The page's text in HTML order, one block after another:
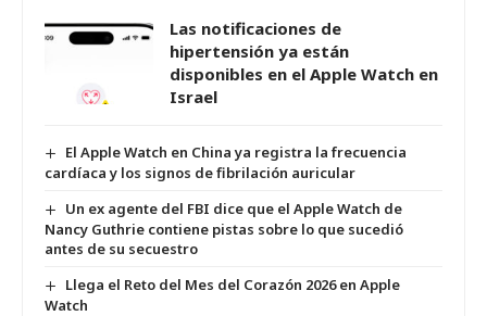
Las notificaciones de
hipertensión ya están
disponibles en el Apple Watch en
Israel
El Apple Watch en China ya registra la frecuencia
cardíaca y los signos de fibrilación auricular
Un ex agente del FBI dice que el Apple Watch de
Nancy Guthrie contiene pistas sobre lo que sucedió
antes de su secuestro
Llega el Reto del Mes del Corazón 2026 en Apple
Watch